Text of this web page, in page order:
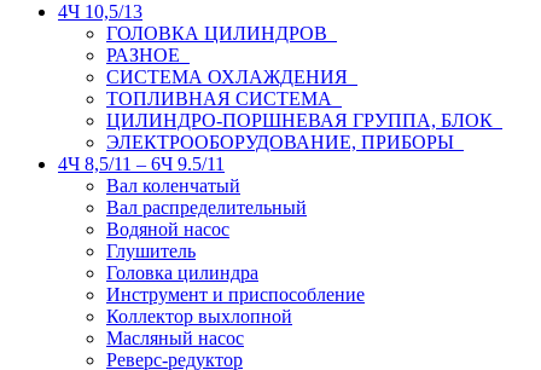
4Ч 10,5/13
ГОЛОВКА ЦИЛИНДРОВ
РАЗНОЕ
СИСТЕМА ОХЛАЖДЕНИЯ
ТОПЛИВНАЯ СИСТЕМА
ЦИЛИНДРО-ПОРШНЕВАЯ ГРУППА, БЛОК
ЭЛЕКТРООБОРУДОВАНИЕ, ПРИБОРЫ
4Ч 8,5/11 – 6Ч 9.5/11
Вал коленчатый
Вал распределительный
Водяной насос
Глушитель
Головка цилиндра
Инструмент и приспособление
Коллектор выхлопной
Масляный насос
Реверс-редуктор